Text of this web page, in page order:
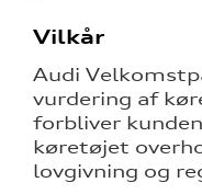
Vilkår
Audi
vurdering af
forbliver
køretøjet
lovgivning og